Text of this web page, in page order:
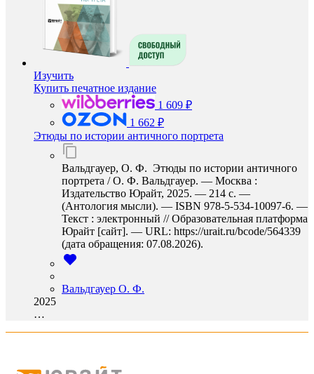
Изучить
Купить печатное издание
1 609 ₽
1 662 ₽
Этюды по истории античного портрета
Вальдгауер, О. Ф. Этюды по истории античного
портрета / О. Ф. Вальдгауер. — Москва :
Издательство Юрайт, 2025. — 214 с. —
(Антология мысли). — ISBN 978-5-534-10097-6. —
Текст : электронный // Образовательная платформа
Юрайт [сайт]. — URL: https://urait.ru/bcode/564339
(дата обращения: 07.08.2026).
Вальдгауер О. Ф.
2025
…